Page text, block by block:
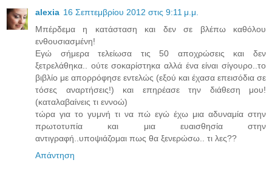
alexia 16 Σεπτεμβρίου 2012 στις 9:11 μ.μ.
Μπέρδεμα η κατάσταση και δεν σε βλέπω καθόλου
ενθουσιασμένη!
Εγώ σήμερα τελείωσα τις 50 αποχρώσεις και δεν
ξετρελάθηκα.. ούτε σοκαρίστηκα αλλά ένα είναι σίγουρο..το
βιβλίο με απορρόφησε εντελώς (εξού και έχασα επεισόδια σε
τόσες αναρτήσεις!) και επηρέασε την διάθεση μου!
(καταλαβαίνεις τι εννοώ)
τώρα για το γυμνή τι να πώ εγώ έχω μια αδυναμία στην
πρωτοτυπία και μια ευαισθησία στην
αντιγραφή..υποψιάζομαι πως θα ξενερώσω.. τι λες??
Απάντηση